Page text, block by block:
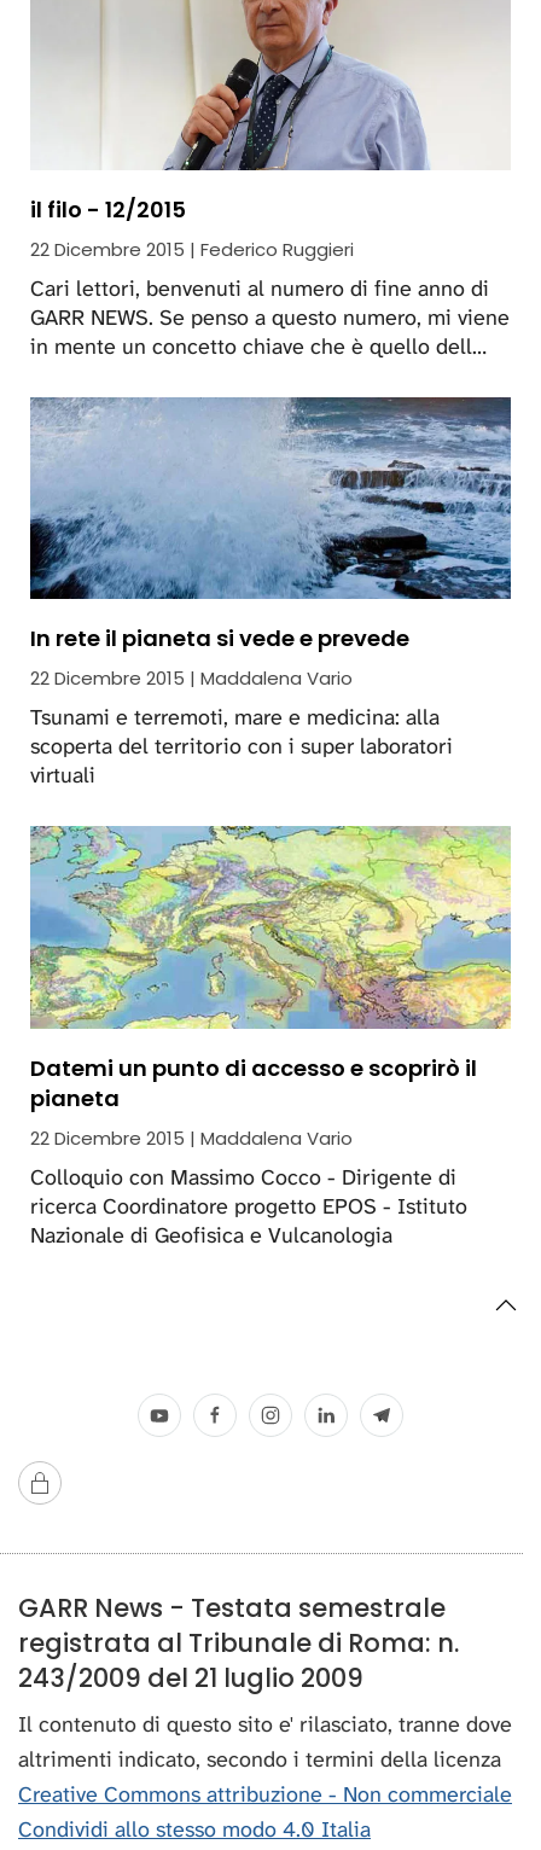
il filo - 12/2015
22 Dicembre 2015 | Federico Ruggieri
Cari lettori, benvenuti al numero di fine anno di
GARR NEWS. Se penso a questo numero, mi viene
in mente un concetto chiave che è quello dell…
In rete il pianeta si vede e prevede
22 Dicembre 2015 | Maddalena Vario
Tsunami e terremoti, mare e medicina: alla
scoperta del territorio con i super laboratori
virtuali
Datemi un punto di accesso e scoprirò il
pianeta
22 Dicembre 2015 | Maddalena Vario
Colloquio con Massimo Cocco - Dirigente di
ricerca Coordinatore progetto EPOS - Istituto
Nazionale di Geofisica e Vulcanologia
GARR News - Testata semestrale
registrata al Tribunale di Roma: n.
243/2009 del 21 luglio 2009
Il contenuto di questo sito e' rilasciato, tranne dove
altrimenti indicato, secondo i termini della licenza
Creative Commons attribuzione - Non commerciale
Condividi allo stesso modo 4.0 Italia